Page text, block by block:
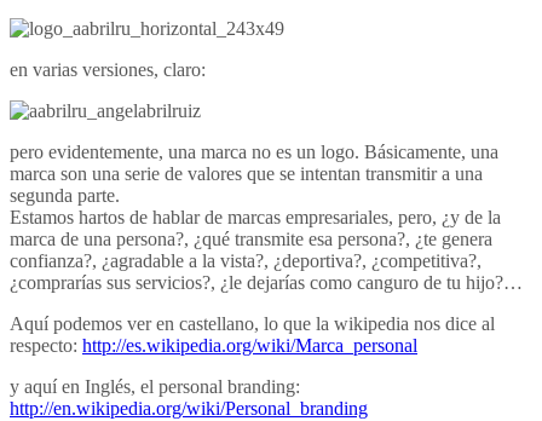
en varias versiones, claro:
pero evidentemente, una marca no es un logo. Básicamente, una
marca son una serie de valores que se intentan transmitir a una
segunda parte.
Estamos hartos de hablar de marcas empresariales, pero, ¿y de la
marca de una persona?, ¿qué transmite esa persona?, ¿te genera
confianza?, ¿agradable a la vista?, ¿deportiva?, ¿competitiva?,
¿comprarías sus servicios?, ¿le dejarías como canguro de tu hijo?…
Aquí podemos ver en castellano, lo que la wikipedia nos dice al
respecto: http://es.wikipedia.org/wiki/Marca_personal
y aquí en Inglés, el personal branding:
http://en.wikipedia.org/wiki/Personal_branding